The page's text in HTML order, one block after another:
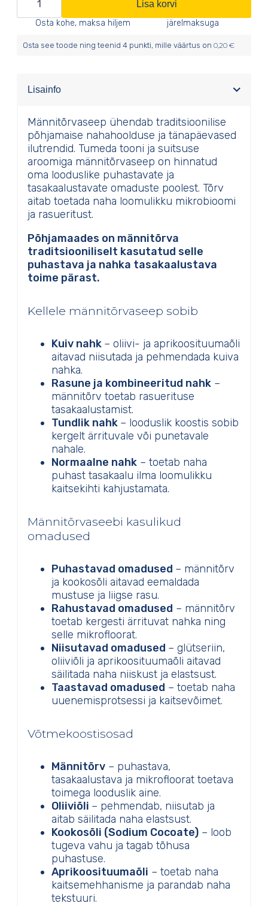
kogus
Lisa korvi
Osta kohe, maksa hiljem
järelmaksuga
Osta see toode ning teenid 4 punkti, mille väärtus on 0,20 €
Lisainfo
Männitõrvaseep ühendab traditsioonilise
põhjamaise nahahoolduse ja tänapäevased
ilutrendid. Tumeda tooni ja suitsuse
aroomiga männitõrvaseep on hinnatud
oma looduslike puhastavate ja
tasakaalustavate omaduste poolest. Tõrv
aitab toetada naha loomulikku mikrobioomi
ja rasueritust.
Põhjamaades on männitõrva
traditsiooniliselt kasutatud selle
puhastava ja nahka tasakaalustava
toime pärast.
Kellele männitõrvaseep sobib
Kuiv nahk – oliivi- ja aprikoosituumaõli
aitavad niisutada ja pehmendada kuiva
nahka.
Rasune ja kombineeritud nahk –
männitõrv toetab rasuerituse
tasakaalustamist.
Tundlik nahk – looduslik koostis sobib
kergelt ärrituvale või punetavale
nahale.
Normaalne nahk – toetab naha
puhast tasakaalu ilma loomulikku
kaitsekihti kahjustamata.
Männitõrvaseebi kasulikud
omadused
Puhastavad omadused – männitõrv
ja kookosõli aitavad eemaldada
mustuse ja liigse rasu.
Rahustavad omadused – männitõrv
toetab kergesti ärrituvat nahka ning
selle mikrofloorat.
Niisutavad omadused – glütseriin,
oliiviõli ja aprikoosituumaõli aitavad
säilitada naha niiskust ja elastsust.
Taastavad omadused – toetab naha
uuenemisprotsessi ja kaitsevõimet.
Võtmekoostisosad
Männitõrv – puhastava,
tasakaalustava ja mikrofloorat toetava
toimega looduslik aine.
Oliiviõli – pehmendab, niisutab ja
aitab säilitada naha elastsust.
Kookosõli (Sodium Cocoate) – loob
tugeva vahu ja tagab tõhusa
puhastuse.
Aprikoosituumaõli – toetab naha
kaitsemehhanisme ja parandab naha
tekstuuri.